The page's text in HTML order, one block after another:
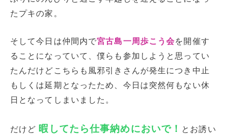
たプキの家。
そして今日は仲間内で宮古島一周歩こう会を開催す
ることになっていて、僕らも参加しようと思ってい
たんだけどこちらも風邪引きさんが発生につき中止
もしくは延期となったため、今日は突然何もない休
日となってしまいました。
だけど 暇してたら仕事納めにおいで！ とお誘い